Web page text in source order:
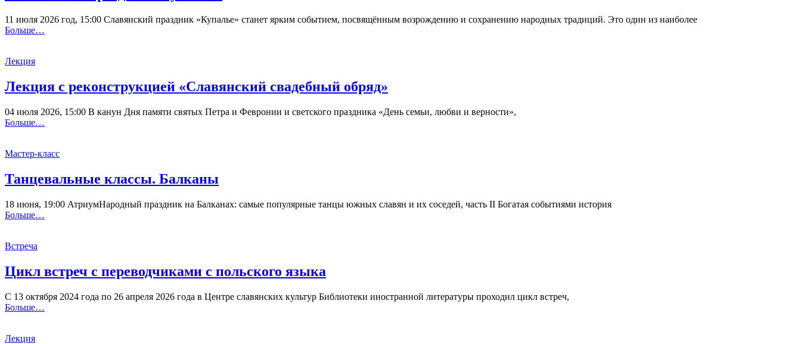
11 июля 2026 год, 15:00 Славянский праздник «Купалье» станет ярким событием, посвящённым возрождению и сохранению народных традиций. Это один из наиболее
Больше…
Лекция
Лекция с реконструкцией «Славянский свадебный обряд»
04 июля 2026, 15:00 В канун Дня памяти святых Петра и Февронии и светского праздника «День семьи, любви и верности»,
Больше…
Мастер-класс
Танцевальные классы. Балканы
18 июня, 19:00 АтриумНародный праздник на Балканах: самые популярные танцы южных славян и их соседей, часть II Богатая событиями история
Больше…
Встреча
Цикл встреч с переводчиками с польского языка
С 13 октября 2024 года по 26 апреля 2026 года в Центре славянских культур Библиотеки иностранной литературы проходил цикл встреч,
Больше…
Лекция